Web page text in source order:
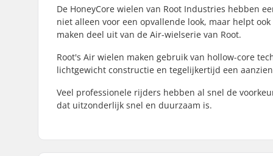
De HoneyCore wielen van Root Industries hebben
niet alleen voor een opvallende look, maar helpt
maken deel uit van de Air-wielserie van Root.
Root's Air wielen maken gebruik van hollow-core
lichtgewicht constructie en tegelijkertijd een
Veel professionele rijders hebben al snel de
dat uitzonderlijk snel en duurzaam is.